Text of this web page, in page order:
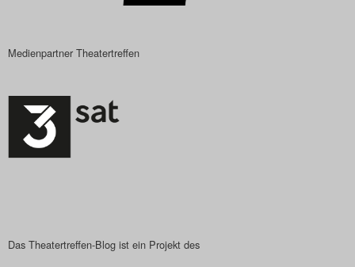
Das Theatertreffen-Blog
Das Theatertreffen-Blog
Medienpartner Theatertreffen
Das Theatertreffen-Blog ist ein Projekt des